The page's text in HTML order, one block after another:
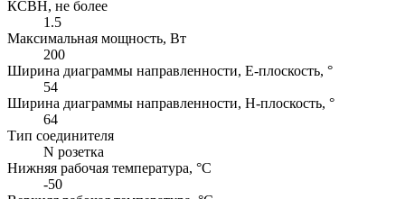
КСВН, не более
1.5
Максимальная мощность, Вт
200
Ширина диаграммы направленности, E-плоскость, °
54
Ширина диаграммы направленности, H-плоскость, °
64
Тип соединителя
N розетка
Нижняя рабочая температура, °C
-50